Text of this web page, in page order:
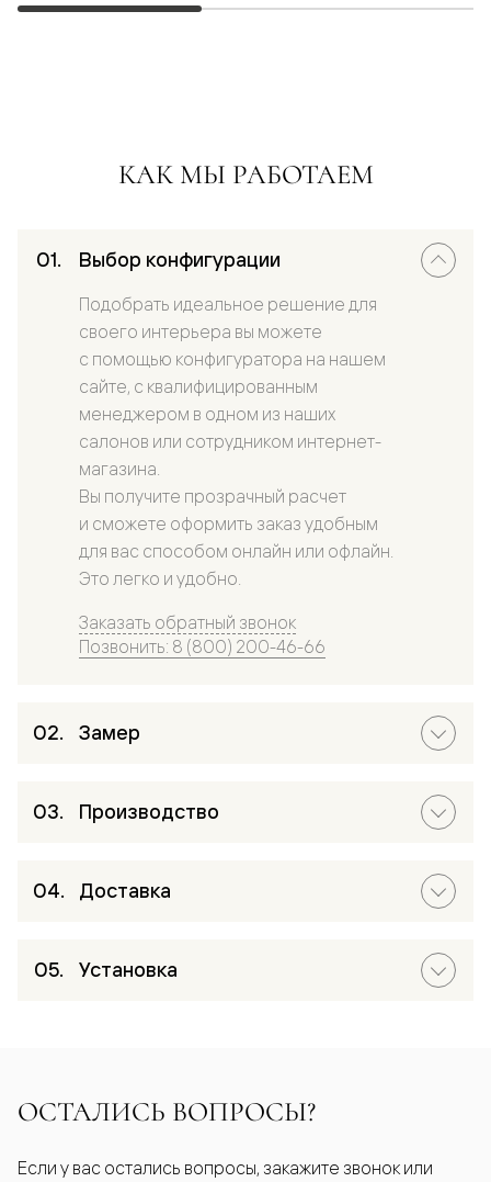
КАК МЫ РАБОТАЕМ
Выбор конфигурации
Подобрать идеальное решение для
своего интерьера вы можете
с помощью конфигуратора на нашем
сайте, с квалифицированным
менеджером в одном из наших
салонов или сотрудником интернет-
магазина.
Вы получите прозрачный расчет
и сможете оформить заказ удобным
для вас способом онлайн или офлайн.
Это легко и удобно.
Заказать обратный звонок
Позвонить: 8 (800) 200-46-66
Замер
Производство
Доставка
Установка
ОСТАЛИСЬ ВОПРОСЫ?
Если у вас остались вопросы, закажите звонок или